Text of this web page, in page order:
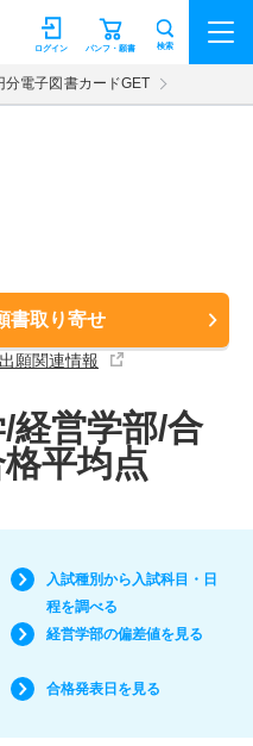
パンフ・願書
ログイン 検索
分電子図書カードGET
書取り寄せ
願関連情報
経営学部/合
平均点
入試種別から入試科目・日
程を調べる
経営学部の偏差値を見る
合格発表日を見る